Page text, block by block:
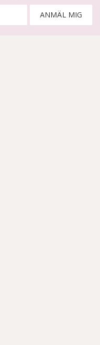
ANMÄL MIG